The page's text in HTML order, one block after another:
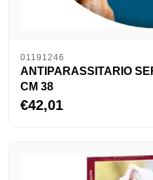
01191246
ANTIPARASSITARIO
CM 38
€42,01